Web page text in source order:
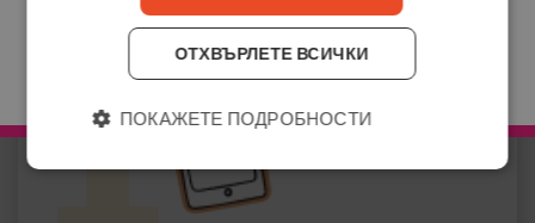
ОТИДИ НА COPYKREA BŬLGARIYA
ОТХВЪРЛЕТЕ ВСИЧКИ
ПОКАЖЕТЕ ПОДРОБНОСТИ